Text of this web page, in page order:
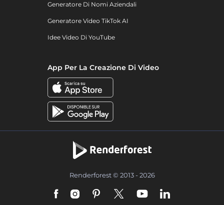
Generatore Di Nomi Aziendali
Generatore Video TikTok AI
Idee Video Di YouTube
App Per La Creazione Di Video
Renderforest © 2013 - 2026